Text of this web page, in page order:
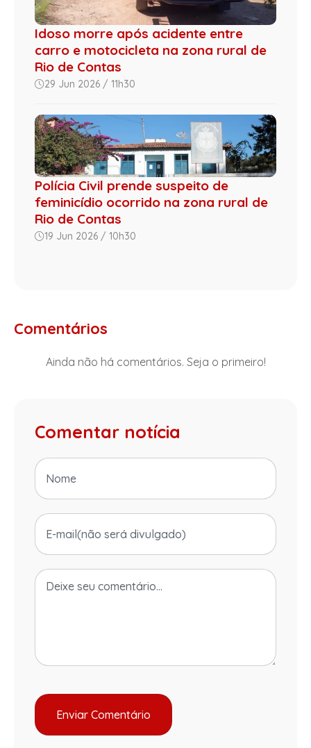
Idoso morre após acidente entre
carro e motocicleta na zona rural de
Rio de Contas
29 Jun 2026 / 11h30
Polícia Civil prende suspeito de
feminicídio ocorrido na zona rural de
Rio de Contas
19 Jun 2026 / 10h30
Comentários
Ainda não há comentários. Seja o primeiro!
Comentar notícia